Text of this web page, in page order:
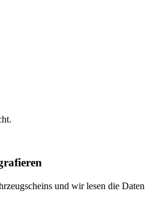
und wir lesen die Daten